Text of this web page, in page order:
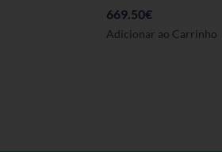
669.50€
Adicionar ao Carrinho